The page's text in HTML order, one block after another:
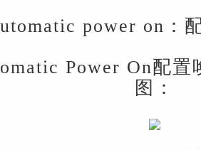
power on：
Power On配
图：